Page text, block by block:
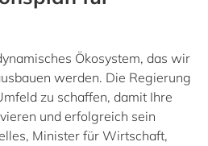
Ökosystem, das wir
werden. Die Regierung
zu schaffen, damit Ihre
und erfolgreich sein
Minister für Wirtschaft,